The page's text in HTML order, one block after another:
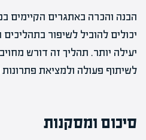
הבנה והכרה באתגרים הקיימים
יכולים להוביל לשיפור
יעילה יותר. תהליך זה דורש
לשיתוף פעולה ולמציאת
סיכום ומסקנות